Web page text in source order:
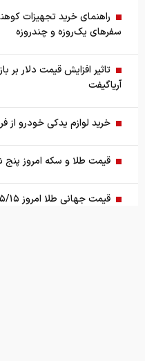
راهنمای خرید تجهیزات
سفرهای یک‌روزه و چندروزه
تاثیر افزایش قیمت دلار بر
آریاگیفت
خرید لوازم یدکی خودرو از
قیمت طلا و سکه امروز پنج شنبه ۱۵
قیمت جهانی طلا امروز ۱۴۰۵/۰۵/۱۵